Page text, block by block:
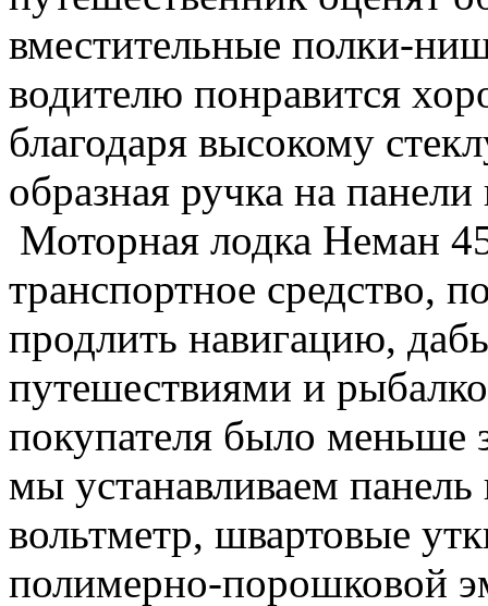
вместительные полки-
водителю понравится
благодаря высокому
образная ручка на
Моторная лодка Неман
транспортное средство,
продлить навигацию,
путешествиями и
покупателя было меньше
мы устанавливаем
вольтметр, швартовые
полимерно-порошковой